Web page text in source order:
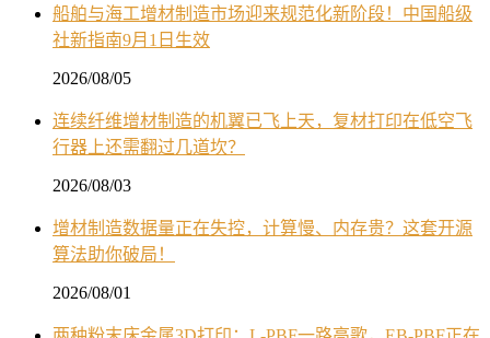
船舶与海工增材制造市场迎来规范化新阶段！中国船级
社新指南9月1日生效
2026/08/05
连续纤维增材制造的机翼已飞上天，复材打印在低空飞
行器上还需翻过几道坎？
2026/08/03
增材制造数据量正在失控，计算慢、内存贵？这套开源
算法助你破局！
2026/08/01